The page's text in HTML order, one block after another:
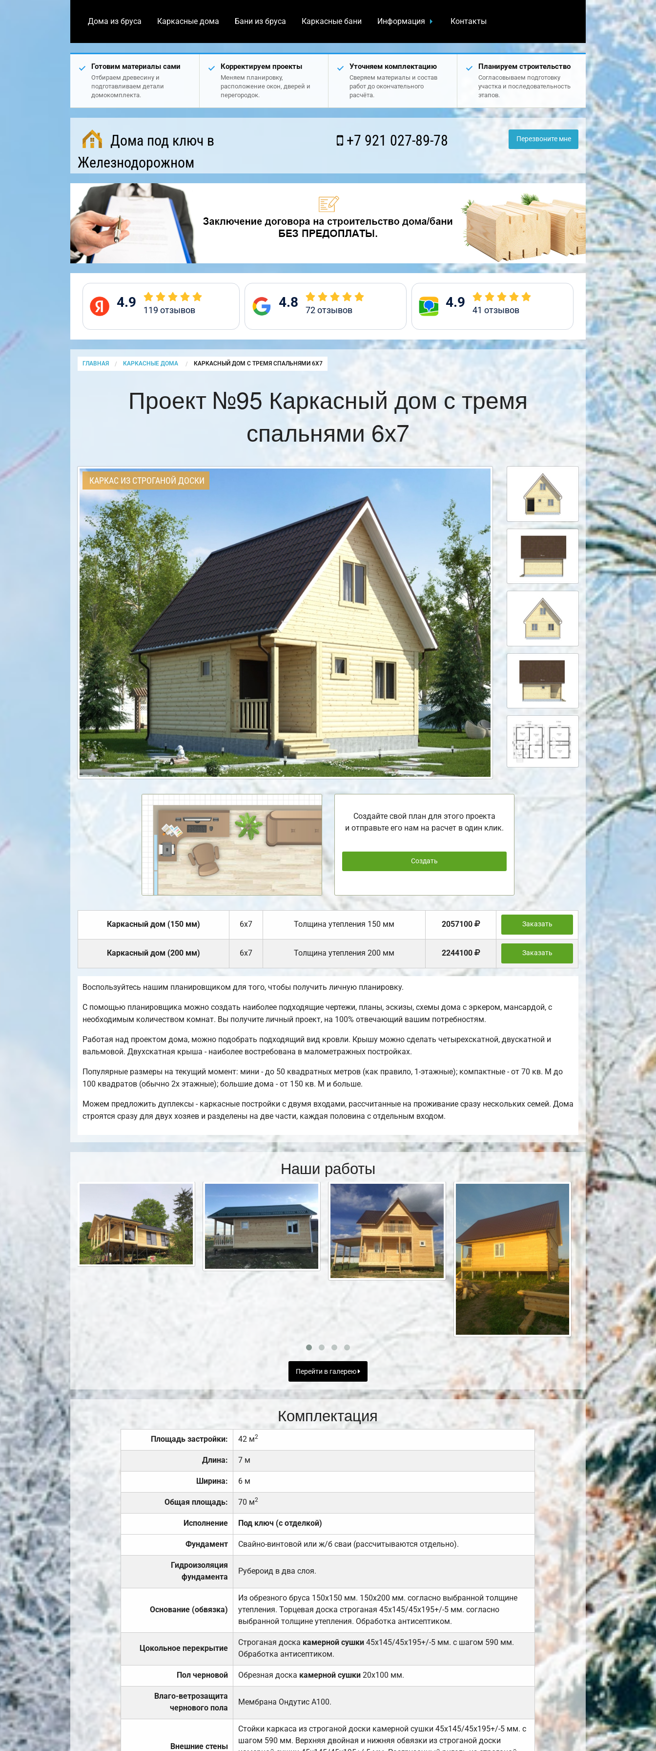
Дома из бруса Каркасные дома Бани из бруса Каркасные бани Информация Контакты
Готовим материалы сами
Отбираем древесину и
подготавливаем детали
домокомплекта.
Корректируем проекты
Меняем планировку,
расположение окон, дверей и
перегородок.
Уточняем комплектацию
Сверяем материалы и состав
работ до окончательного
расчёта.
Планируем строительство
Согласовываем подготовку
участка и последовательность
этапов.
Дома под ключ в
Железнодорожном
+7 921 027-89-78 Перезвоните мне
4.9 119 отзывов 4.8 72отзывов 4.9 41 отзывов
ГЛАВНАЯ КАРКАСНЫЕ ДОМА CURRENT:
КАРКАСНЫЙ ДОМ С ТРЕМЯ СПАЛЬНЯМИ 6Х7
Проект №95 Каркасный дом с тремя
спальнями 6х7
КАРКАС ИЗ СТРОГАНОЙ ДОСКИ
Создайте свой план для этого проекта
и отправьте его нам на расчет в один клик.
Создать
Каркасный дом (150 мм) 6х7 Толщина утепления 150 мм 2057100 Заказать
Каркасный дом (200 мм) 6х7 Толщина утепления 200 мм 2244100 Заказать
Воспользуйтесь нашим планировщиком для того, чтобы получить личную планировку.
С помощью планировщика можно создать наиболее подходящие чертежи, планы, эскизы, схемы дома с эркером, мансардой, с
необходимым количеством комнат. Вы получите личный проект, на 100% отвечающий вашим потребностям.
Работая над проектом дома, можно подобрать подходящий вид кровли. Крышу можно сделать четырехскатной, двускатной и
вальмовой. Двухскатная крыша - наиболее востребована в малометражных постройках.
Популярные размеры на текущий момент: мини - до 50 квадратных метров (как правило, 1-этажные); компактные - от 70 кв. М до
100 квадратов (обычно 2х этажные); большие дома - от 150 кв. М и больше.
Можем предложить дуплексы - каркасные постройки с двумя входами, рассчитанные на проживание сразу нескольких семей. Дома
строятся сразу для двух хозяев и разделены на две части, каждая половина с отдельным входом.
Наши работы
Перейти в галерею
Комплектация
Площадь застройки: 42 м2
Длина: 7 м
Ширина: 6 м
Общая площадь: 70 м2
Исполнение Под ключ (с отделкой)
Фундамент Свайно-винтовой или ж/б сваи (рассчитываются отдельно).
Гидроизоляция
фундамента
Рубероид в два слоя.
Основание (обвязка)
Из обрезного бруса 150х150 мм. 150х200 мм. согласно выбранной толщине
утепления. Торцевая доска строганая 45х145/45х195+/-5 мм. согласно
выбранной толщине утепления. Обработка антисептиком.
Цокольное перекрытие
Строганая доска камерной сушки 45х145/45х195+/-5 мм. с шагом 590 мм.
Обработка антисептиком.
Пол черновой Обрезная доска камерной сушки20х100 мм.
Влаго-ветрозащита
чернового пола
Мембрана Ондутис А100.
Внешние стены
Стойки каркаса из строганой доски камерной сушки 45х145/45х195+/-5 мм. с
шагом 590 мм. Верхняя двойная и нижняя обвязки из строганой доски